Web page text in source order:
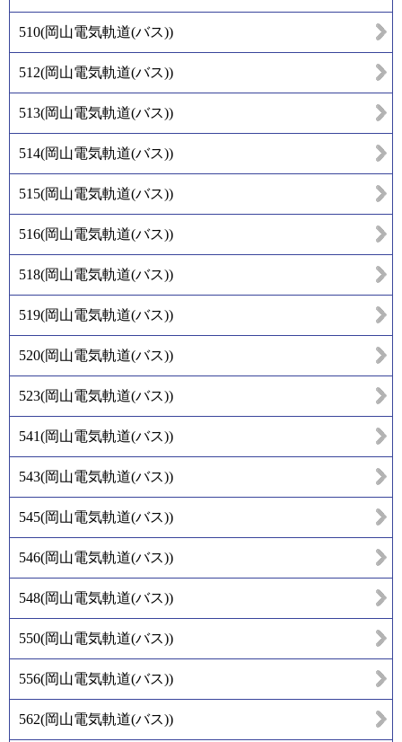
510(岡山電気軌道(バス))
512(岡山電気軌道(バス))
513(岡山電気軌道(バス))
514(岡山電気軌道(バス))
515(岡山電気軌道(バス))
516(岡山電気軌道(バス))
518(岡山電気軌道(バス))
519(岡山電気軌道(バス))
520(岡山電気軌道(バス))
523(岡山電気軌道(バス))
541(岡山電気軌道(バス))
543(岡山電気軌道(バス))
545(岡山電気軌道(バス))
546(岡山電気軌道(バス))
548(岡山電気軌道(バス))
550(岡山電気軌道(バス))
556(岡山電気軌道(バス))
562(岡山電気軌道(バス))